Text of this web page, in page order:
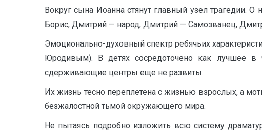
Вокруг сына Иоанна стянут главный узел трагедии.
Борис, Дмитрий — народ, Дмитрий — Самозванец,
Эмоционально-духовный спектр ребячьих
Юродивым). В детях сосредоточено как лучшее
сдерживающие центры еще не развиты.
Их жизнь тесно переплетена с жизнью взрослых, а
безжалостной тьмой окружающего мира.
Не пытаясь подробно изложить всю систему